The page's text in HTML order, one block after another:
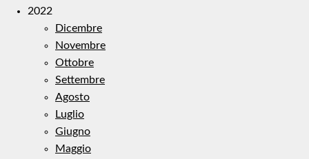
2022
Dicembre
Novembre
Ottobre
Settembre
Agosto
Luglio
Giugno
Maggio